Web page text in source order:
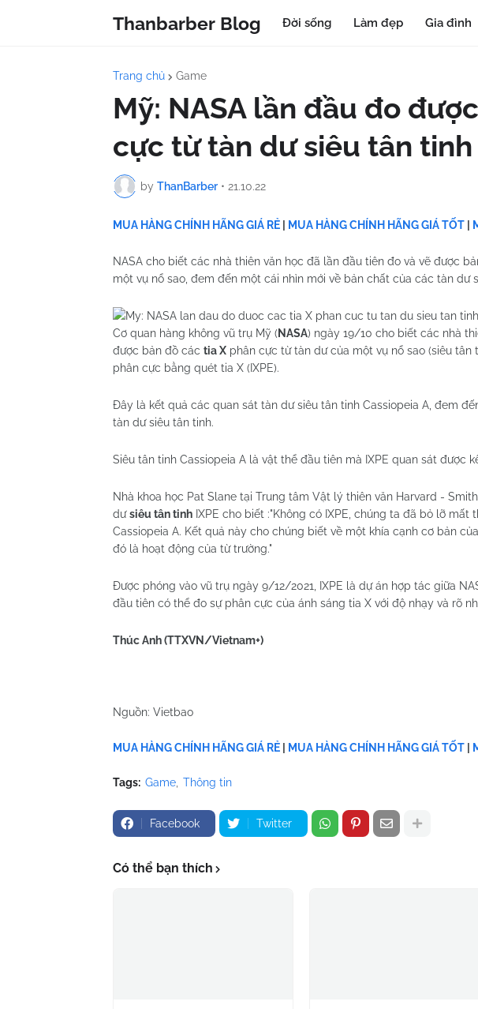
Thanbarber Blog Đời sống Làm đẹp Gia đình
Trang chủ Game
Mỹ: NASA lần đầu đo
cực từ tàn dư siêu tân tinh
by ThanBarber • 21.10.22
MUA HÀNG CHÍNH HÃNG GIÁ RẺ MUA HÀNG CHÍNH HÃNG GIÁ TỐT
NASA cho biết các nhà thiên văn học đã lần đầu tiên đo và vẽ được
một vụ nổ sao, đem đến một cái nhìn mới về bản chất của các tàn dư
Cơ quan hàng không vũ trụ Mỹ (NASA) ngày 19/10 cho biết các nhà
được bản đồ các tia X phân cực từ tàn dư của một vụ nổ sao (siêu
phân cực bằng quét tia X (IXPE).
Đây là kết quả các quan sát tàn dư siêu tân tinh Cassiopeia A, đem
tàn dư siêu tân tinh.
Siêu tân tinh Cassiopeia A là vật thể đầu tiên mà IXPE quan sát được
Nhà khoa học Pat Slane tại Trung tâm Vật lý thiên văn Harvard -
dưsiêu tân tinh IXPE cho biết :"Không có IXPE, chúng ta đã bỏ lỡ
Cassiopeia A. Kết quả này cho chúng biết về một khía cạnh cơ bản
đó là hoạt động của từ trường."
Được phóng vào vũ trụ ngày 9/12/2021, IXPE là dự án hợp tác giữa
đầu tiên có thể đo sự phân cực của ánh sáng tia X với độ nhạy và rõ
Thúc Anh (TTXVN/Vietnam+)
Nguồn: Vietbao
MUA HÀNG CHÍNH HÃNG GIÁ RẺ MUA HÀNG CHÍNH HÃNG GIÁ TỐT
Tags: Game Thông tin
Facebook Twitter
Có thể bạn thích